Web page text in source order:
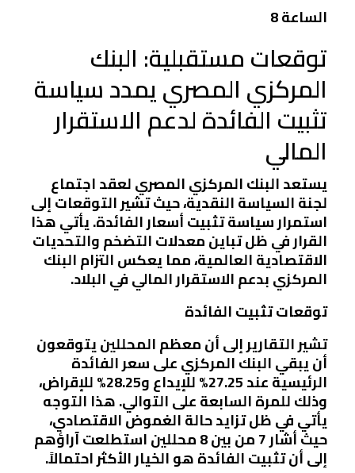
الساعة 8
توقعات مستقبلية: البنك
المركزي المصري يمدد سياسة
تثبيت الفائدة لدعم الاستقرار
المالي
يستعد البنك المركزي المصري لعقد اجتماع
لجنة السياسة النقدية، حيث تشير التوقعات إلى
استمرار سياسة تثبيت أسعار الفائدة. يأتي هذا
القرار في ظل تباين معدلات التضخم والتحديات
الاقتصادية العالمية، مما يعكس التزام البنك
المركزي بدعم الاستقرار المالي في البلاد.
توقعات تثبيت الفائدة
تشير التقارير إلى أن معظم المحللين يتوقعون
أن يبقي البنك المركزي على سعر الفائدة
الرئيسية عند 27.25% للإيداع و28.25% للإقراض،
وذلك للمرة السابعة على التوالي. هذا التوجه
يأتي في ظل تزايد حالة الغموض الاقتصادي،
حيث أشار 7 من بين 8 محللين استطلعت آراؤهم
إلى أن تثبيت الفائدة هو الخيار الأكثر احتمالاً.